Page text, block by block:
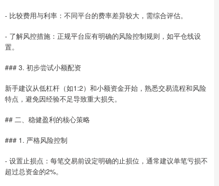
- 比较费用与利率：不同平台的费率差异较大，需综合评估。
- 了解风控措施：正规平台应有明确的风险控制规则，如平仓线设
置。
### 3. 初步尝试小额配资
新手建议从低杠杆（如1:2）和小额资金开始，熟悉交易流程和风险
特点，避免因经验不足导致重大损失。
## 二、稳健盈利的核心策略
### 1. 严格风险控制
- 设置止损点：每笔交易前设定明确的止损位，通常建议单笔亏损不
超过总资金的2%。